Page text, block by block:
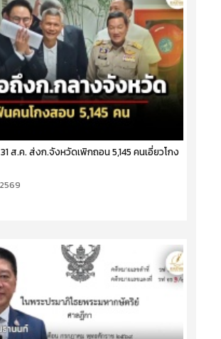
ส.ค. ส่งก.จังหวัดเพิกถอน 5,145 คนเอี่ยวโกง